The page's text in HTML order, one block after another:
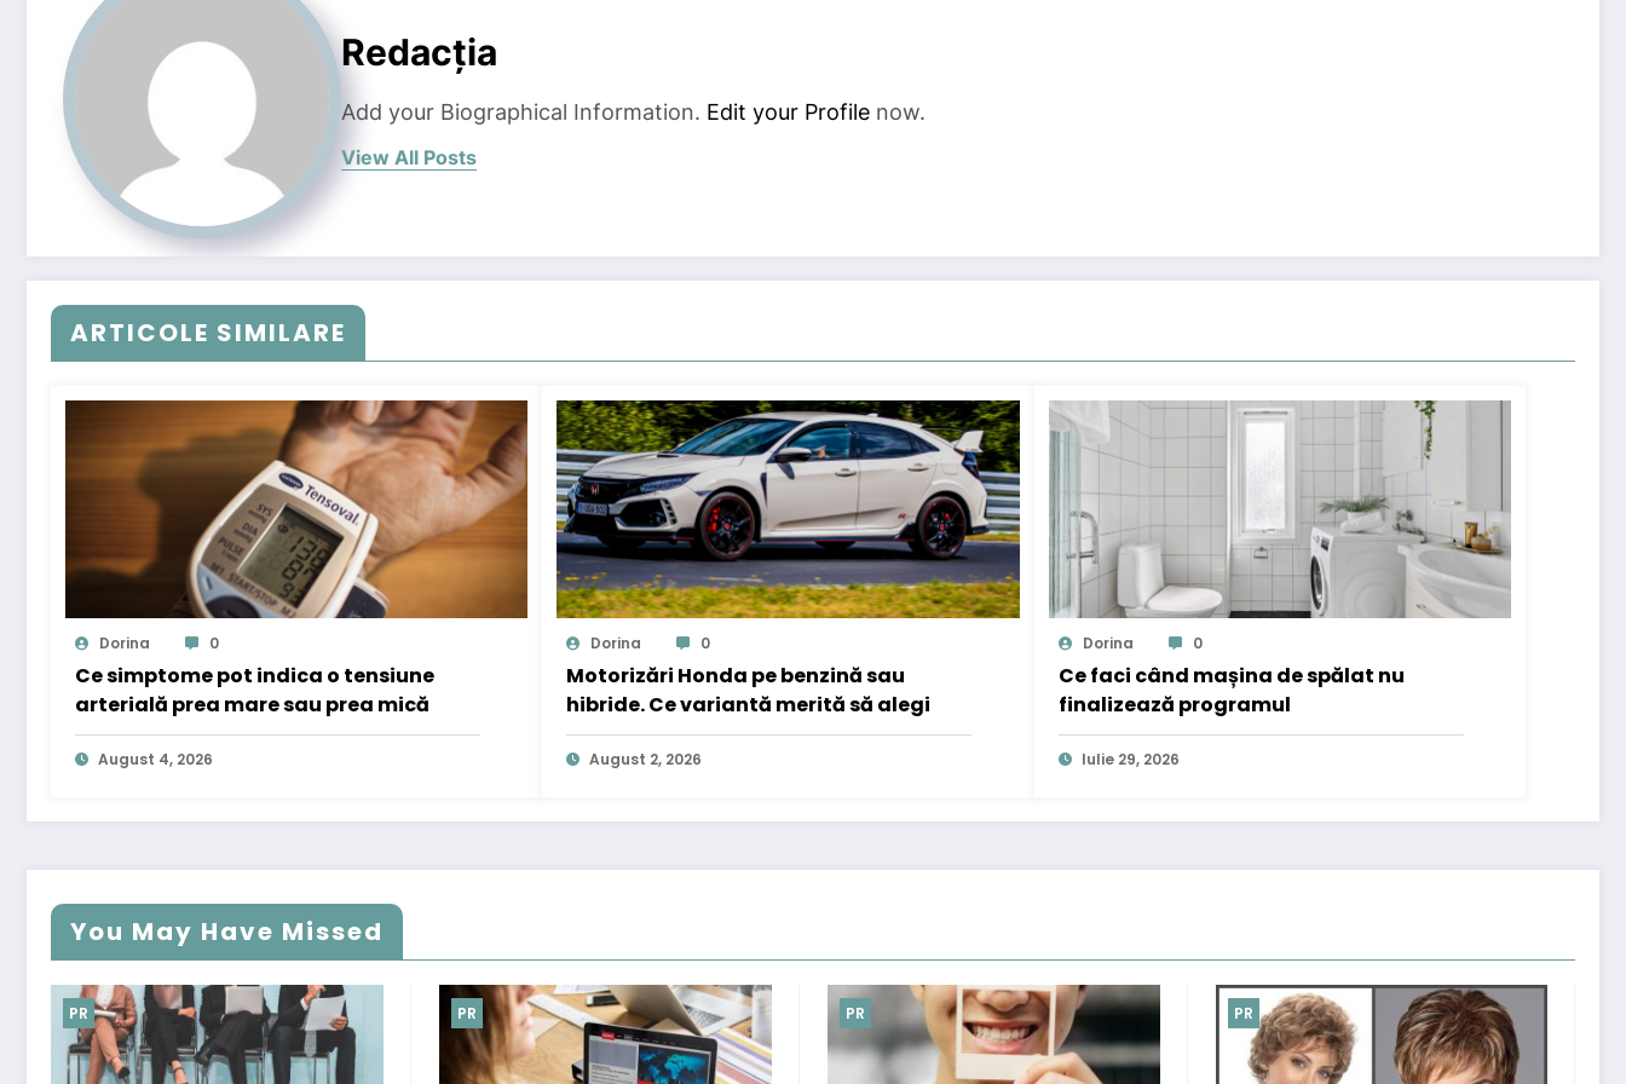
Redacția
Add your Biographical Information. Edit your Profile now.
View All Posts
ARTICOLE SIMILARE
Dorina 0
Ce simptome pot indica o tensiune
arterială prea mare sau prea mică
August 4, 2026
Dorina 0
Motorizări Honda pe benzină sau
hibride. Ce variantă merită să alegi
August 2, 2026
Dorina 0
Ce faci când mașina de spălat nu
finalizează programul
Iulie 29, 2026
You May Have Missed
PR PR PR PR